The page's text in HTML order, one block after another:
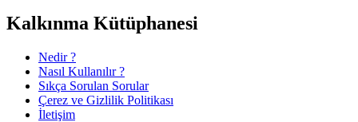
Kalkınma Kütüphanesi
Nedir ?
Nasıl Kullanılır ?
Sıkça Sorulan Sorular
Çerez ve Gizlilik Politikası
İletişim